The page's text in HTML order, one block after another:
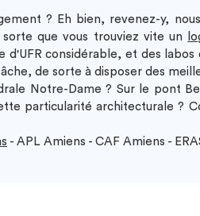
? Eh bien, revenez-y,
que vous trouviez vite un
d'UFR considérable, et des
de sorte à disposer des
Notre-Dame ? Sur le pont
particularité architecturale ?
- APL Amiens - CAF Amiens -